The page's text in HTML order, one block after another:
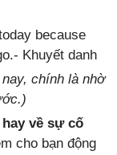
because
Khuyết danh
chính là nhờ
về sự cố
cho bạn động